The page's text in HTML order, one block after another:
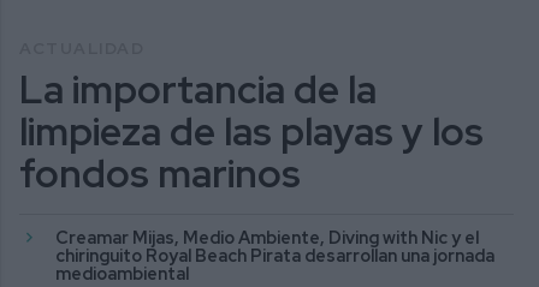
La importancia de la
limpieza de las playas y los
fondos marinos
Creamar Mijas, Medio Ambiente, Diving with Nic y el
chiringuito Royal Beach Pirata desarrollan una jornada
medioambiental